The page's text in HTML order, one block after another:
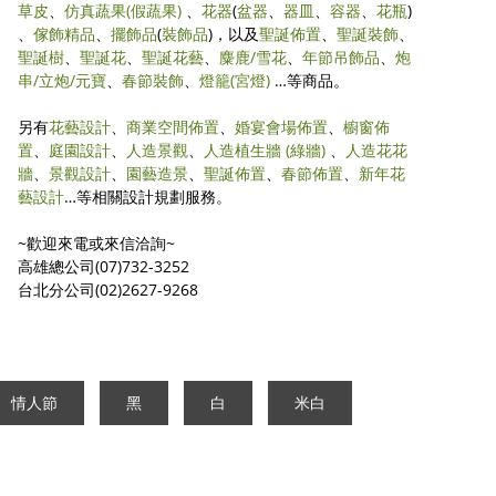
草皮、 仿真蔬果(假蔬果) 、 花器(盆器、 器皿、 容器、 花瓶)
、 傢飾精品、 擺飾品(裝飾品)，以及聖誕佈置、 聖誕裝飾、
聖誕樹、 聖誕花、 聖誕花藝、 麋鹿/雪花、 年節吊飾品、 炮
串/立炮/元寶、 春節裝飾、 燈籠(宮燈) …等商品。
另有花藝設計、 商業空間佈置、 婚宴會場佈置、 櫥窗佈
置、 庭園設計、 人造景觀、 人造植生牆 (綠牆) 、
人造花花
牆、 景觀設計、 園藝造景、 聖誕佈置、 春節佈置、 新年花
藝設計…等相關設計規劃服務。
~歡迎來電或來信洽詢~
高雄總公司(07)732-3252
台北分公司(02)2627-9268
情人節 黑 白 米白